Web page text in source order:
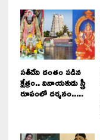
సతీదేవి దంతం పడిన
క్షేత్రం.. వినాయకుడు స్త్రీ
రూపంలో దర్శనం.....